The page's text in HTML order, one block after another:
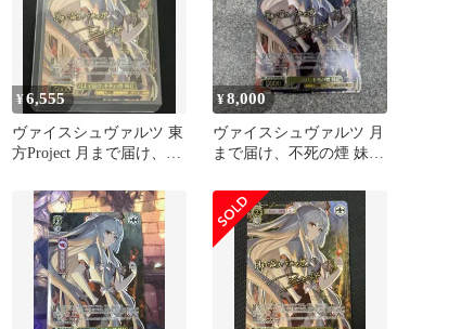
¥6,555
ヴァイスシュヴァルツ 東
方Project 月まで届け、不
¥8,000
ヴァイスシュヴァルツ 月
まで届け、不死の煙 妹紅